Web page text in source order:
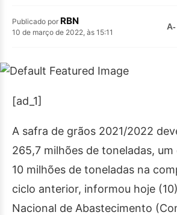
Publicado por RBN
10 de março de 2022, às 15:11
A-
[ad_1]
A safra de grãos 2021/2022
265,7 milhões de toneladas,
10 milhões de toneladas na
ciclo anterior, informou hoje
Nacional de Abastecimento